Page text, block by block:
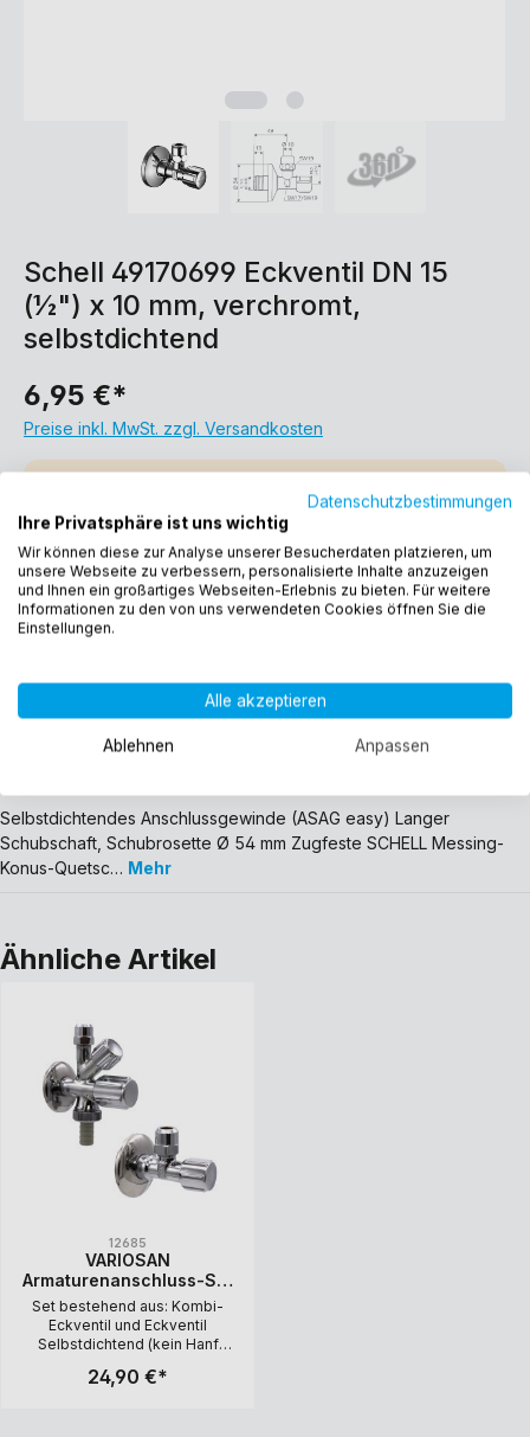
Schell 49170699 Eckventil DN 15
(½") x 10 mm, verchromt,
selbstdichtend
6,95 €*
Preise inkl. MwSt. zzgl. Versandkosten
Wünschen Sie eine E-Mail Benachrichtigung, wenn das Produkt verfügbar ist?
EAN:4021163105582
Gewicht:0.132 kg
Selbstdichtendes Anschlussgewinde (ASAG easy) Langer
Schubschaft, Schubrosette Ø 54 mm Zugfeste SCHELL Messing-
Konus-Quetsc… Mehr
Ähnliche Artikel
12685
VARIOSAN
Armaturenanschluss-Set
12685, 1/2", Kombi-
Eckventil Eckventil,
selbstdichtend
Set bestehend aus: Kombi-
Eckventil und Eckventil
Selbstdichtend (kein Hanf
geprüft, inkl. Wandrosetten
24,90 €*
Datenschutzbestimmungen
Ihre Privatsphäre ist uns wichtig
Wir können diese zur Analyse unserer Besucherdaten platzieren, um
unsere Webseite zu verbessern, personalisierte Inhalte anzuzeigen
und Ihnen ein großartiges Webseiten-Erlebnis zu bieten. Für weitere
Informationen zu den von uns verwendeten Cookies öffnen Sie die
Einstellungen.
Alle akzeptieren
Ablehnen Anpassen